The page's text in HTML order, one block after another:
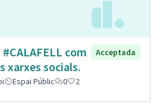
com
xarxes socials.
Acceptada
Espai Públic 0 2